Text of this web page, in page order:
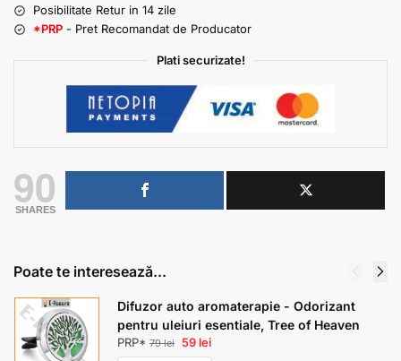
Posibilitate Retur in 14 zile
*PRP - Pret Recomandat de Producator
Plati securizate!
90
SHARES
Poate te interesează...
Difuzor auto aromaterapie - Odorizant
pentru uleiuri esentiale, Tree of Heaven
PRP* 79lei 59lei